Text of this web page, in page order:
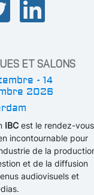
ET SALONS
- 14
2026
IBC est le rendez-vous
incontournable pour
de la
et de la diffusion
audiovisuels et